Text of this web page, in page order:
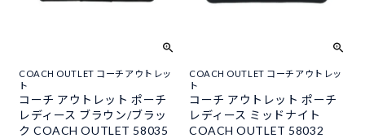
COACH OUTLET コーチアウトレッ
ト
コーチ アウトレット ポーチ
レディース ブラウン/ブラッ
ク COACH OUTLET 58035
COACH OUTLET コーチアウトレッ
ト
コーチ アウトレット ポーチ
レディース ミッドナイト
COACH OUTLET 58032